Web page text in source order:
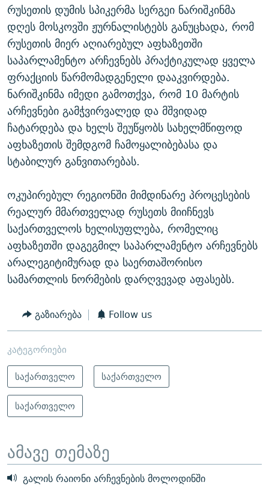
რუსეთის დუმის სპიკერმა სერგეი ნარიშკინმა
დღეს მოსკოვში ჟურნალისტებს განუცხადა, რომ
რუსეთის მიერ აღიარებულ აფხაზეთში
საპარლამენტო არჩევნებს პრაქტიკულად ყველა
ფრაქციის წარმომადგენელი დააკვირდება.
ნარიშკინმა იმედი გამოთქვა, რომ 10 მარტის
არჩევნები გამჭვირვალედ და მშვიდად
ჩატარდება და ხელს შეუწყობს სახელმწიფოდ
აფხაზეთის შემდგომ ჩამოყალიბებასა და
სტაბილურ განვითარებას.
ოკუპირებულ რეგიონში მიმდინარე პროცესების
რეალურ მმართველად რუსეთს მიიჩნევს
საქართველოს ხელისუფლება, რომელიც
აფხაზეთში დაგეგმილ საპარლამენტო არჩევნებს
არალეგიტიმურად და საერთაშორისო
სამართლის ნორმების დარღვევად აფასებს.
გაზიარება Follow us
კატეგორიები
საქართველო
საქართველო
საქართველო
ამავე თემაზე
გალის რაიონი არჩევნების მოლოდინში